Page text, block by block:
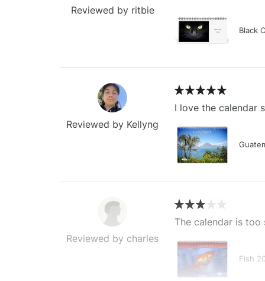
Reviewed by ritbie
Black
Reviewed by Kellyng
I love the calendar
Reviewed by charles
The calendar is
Fish